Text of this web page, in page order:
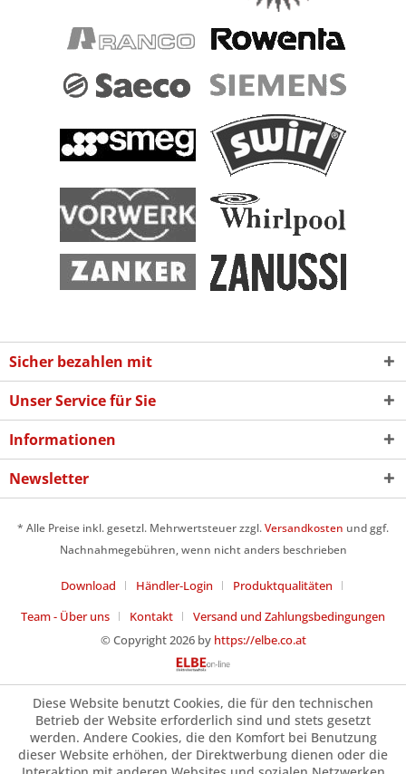
Sicher bezahlen mit
Unser Service für Sie
Informationen
Newsletter
* Alle Preise inkl. gesetzl. Mehrwertsteuer zzgl.Versandkosten und ggf.
Nachnahmegebühren, wenn nicht anders beschrieben
Download Händler-Login
Produktqualitäten
Team - Über uns
Kontakt
Versand und Zahlungsbedingungen
© Copyright 2026 by https://elbe.co.at
Diese Website benutzt Cookies, die für den technischen
Betrieb der Website erforderlich sind und stets gesetzt
werden. Andere Cookies, die den Komfort bei Benutzung
dieser Website erhöhen, der Direktwerbung dienen oder die